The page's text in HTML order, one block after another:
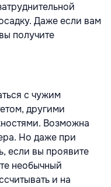
Даже если вам
получите
с чужим
другими
Возможна
Но даже при
если вы проявите
необычный
и на